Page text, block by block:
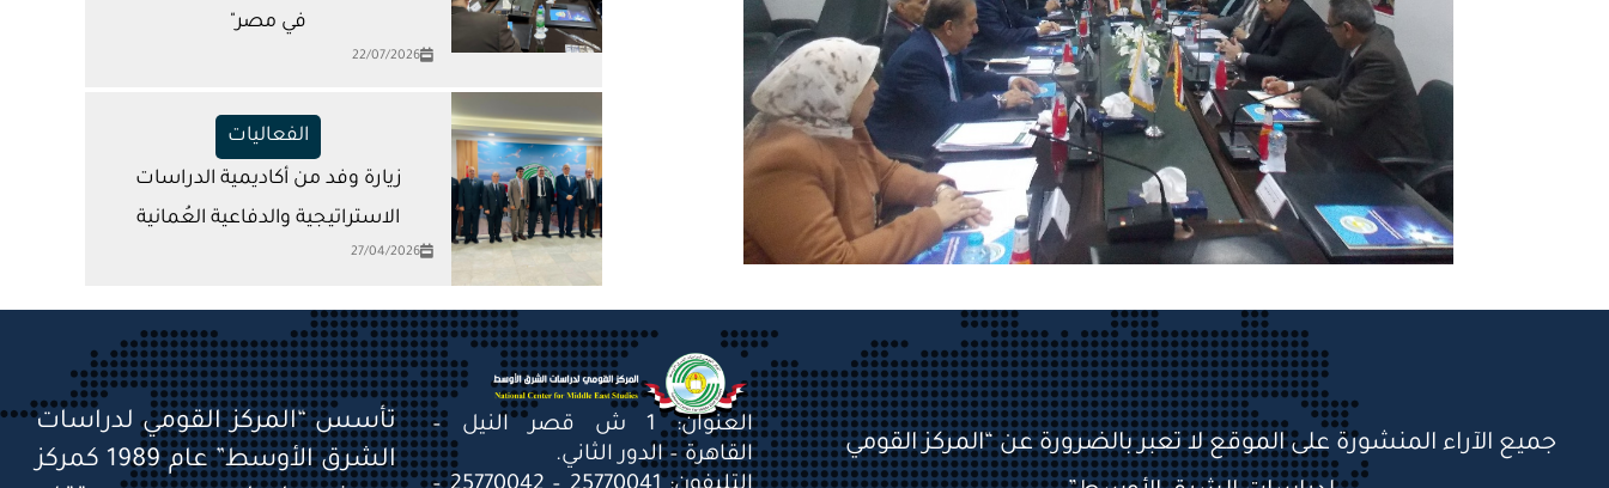
في مصر"
22/07/2026
الفعاليات
زيارة وفد من أكاديمية الدراسات
الاستراتيجية والدفاعية العُمانية
27/04/2026
العنوان: 1 ش قصر النيل –
القاهرة – الدور الثاني.
تأسس “المركز القومي لدراسات
الشرق الأوسط” عام 1989 كمركز
جميع الآراء المنشورة على الموقع لا تعبر بالضرورة عن “المركز القومي